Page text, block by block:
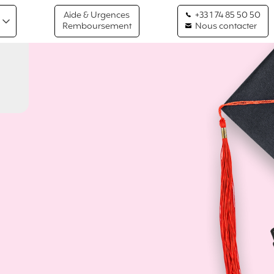
Aide & Urgences
Remboursement
+33 1 74 85 50 50
Nous contacter